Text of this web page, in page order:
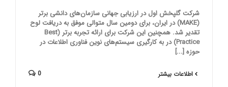
شرکت گلپخش اول در ارزیابی جهانی سازمان‌های دانشی برتر
(MAKE) در ایران، برای دومین سال متوالی موفق به دریافت لوح
تقدیر شد. همچنین این شرکت برای ارائه تجربه برتر (Best
Practice) در به کارگیری سیستم‌های نوین فناوری اطلاعات در
حوزه [...]
اطلاعات بیشتر 0